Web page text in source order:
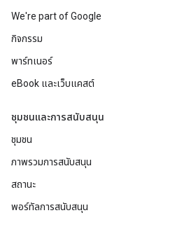
We're part of Google
กิจกรรม
พาร์ทเนอร์
eBook และเว็บแคสต์
ชุมชนและการสนับสนุน
ชุมชน
ภาพรวมการสนับสนุน
สถานะ
พอร์ทัลการสนับสนุน